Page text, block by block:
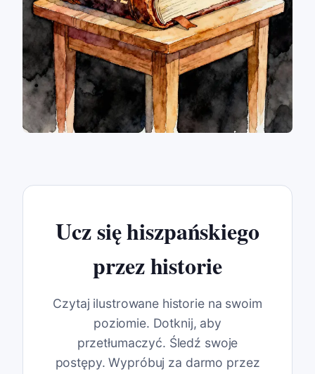
Ucz się hiszpańskiego
przez historie
Czytaj ilustrowane historie na swoim
poziomie. Dotknij, aby
przetłumaczyć. Śledź swoje
postępy. Wypróbuj za darmo przez